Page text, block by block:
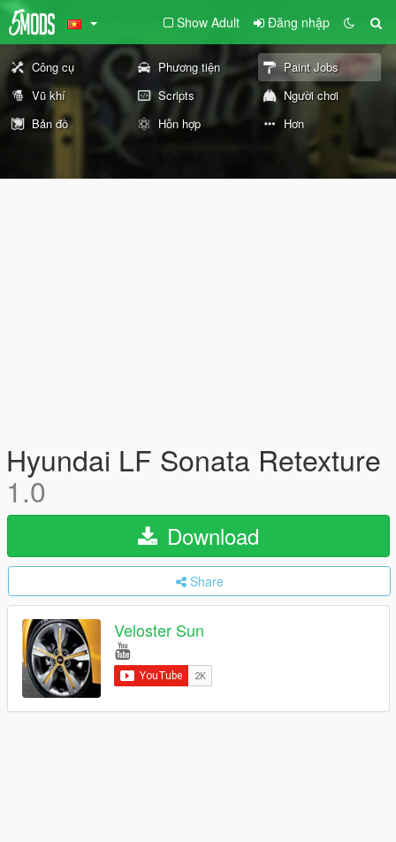
Show Adult Đăng nhập
Công cụ Phương tiện
Paint Jobs
Vũ khí
Scripts
Người chơi
Bản đồ
Hỗn hợp Hơn
Hyundai LF Sonata Retexture
1.0
Download
Share
Veloster Sun